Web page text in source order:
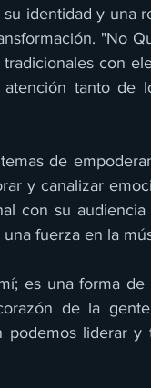
identidad y una
"No
con
tanto de
de
y canalizar
con su
fuerza en la
es una forma
de la
podemos liderar